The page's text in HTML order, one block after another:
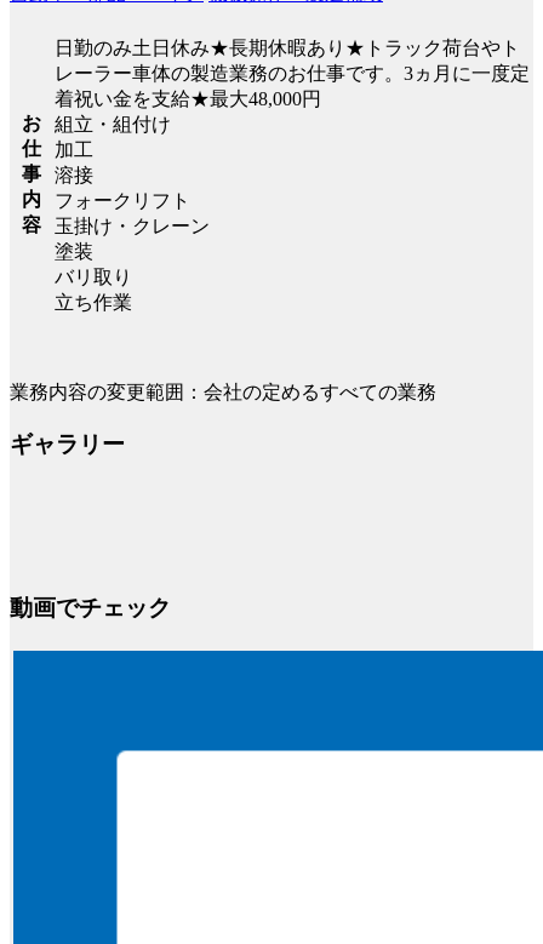
お
仕
事
内
容
日勤のみ土日休み★長期休暇あり★トラック荷台やト
レーラー車体の製造業務のお仕事です。3ヵ月に一度定
着祝い金を支給★最大48,000円
組立・組付け
加工
溶接
フォークリフト
玉掛け・クレーン
塗装
バリ取り
立ち作業
業務内容の変更範囲：会社の定めるすべての業務
ギャラリー
動画でチェック